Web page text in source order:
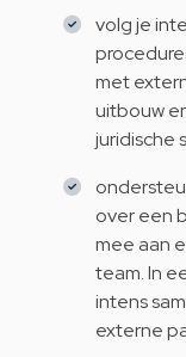
volg je
met
uitbouw
juridische
over een
mee aan
team. In
intens
externe